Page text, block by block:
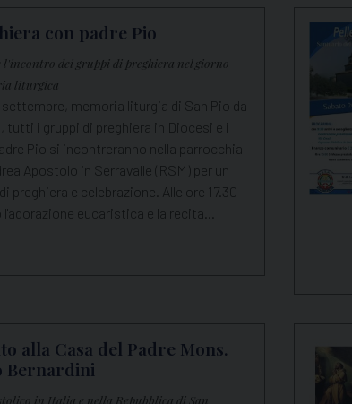
con padre Pio
l'incontro dei gruppi di preghiera nel giorno
liturgica
settembre, memoria liturgia di San Pio da
tutti i gruppi di preghiera in Diocesi e i
Pio si incontreranno nella parrocchia
Apostolo in Serravalle (RSM) per un
preghiera e celebrazione. Alle ore 17.30
l'adorazione eucaristica e la recita…
alla Casa del Padre Mons.
Bernardini
in Italia e nella Repubblica di San